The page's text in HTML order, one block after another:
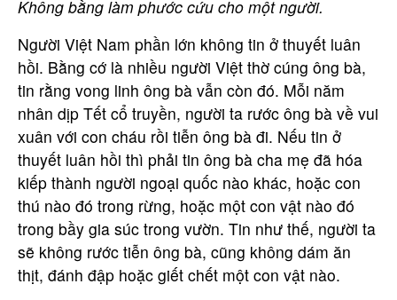
Không bằng làm phước cứu cho một người.
Người Việt Nam phần lớn không tin ở thuyết luân
hồi. Bằng cớ là nhiều người Việt thờ cúng ông bà,
tin rằng vong linh ông bà vẫn còn đó. Mỗi năm
nhân dịp Tết cổ truyền, người ta rước ông bà về vui
xuân với con cháu rồi tiễn ông bà đi. Nếu tin ở
thuyết luân hồi thì phải tin ông bà cha mẹ đã hóa
kiếp thành người ngoại quốc nào khác, hoặc con
thú nào đó trong rừng, hoặc một con vật nào đó
trong bầy gia súc trong vườn. Tin như thế, người ta
sẽ không rước tiễn ông bà, cũng không dám ăn
thịt, đánh đập hoặc giết chết một con vật nào.